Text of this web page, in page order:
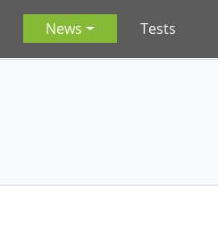
News Tests